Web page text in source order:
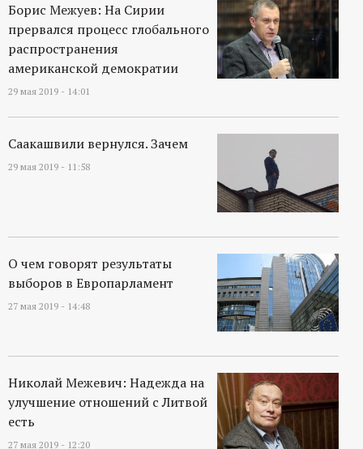
Борис Межуев: На Сирии
прервался процесс глобального
распространения
американской демократии
29 мая 2019 - 14:01
Саакашвили вернулся. Зачем
29 мая 2019 - 11:58
О чем говорят результаты
выборов в Европарламент
27 мая 2019 - 14:48
Николай Межевич: Надежда на
улучшение отношений с Литвой
есть
27 мая 2019 - 12:20